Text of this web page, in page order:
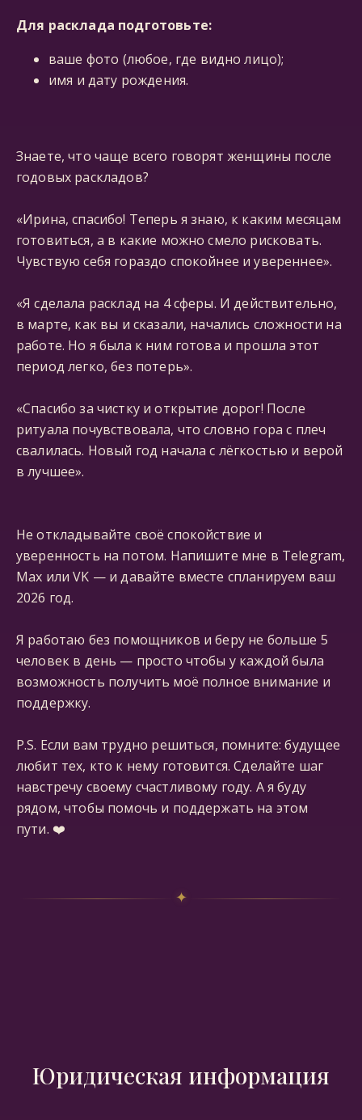
Для расклада подготовьте:
ваше фото (любое, где видно лицо);
имя и дату рождения.
Знаете, что чаще всего говорят женщины после
годовых раскладов?
«Ирина, спасибо! Теперь я знаю, к каким месяцам
готовиться, а в какие можно смело рисковать.
Чувствую себя гораздо спокойнее и увереннее».
«Я сделала расклад на 4 сферы. И действительно,
в марте, как вы и сказали, начались сложности на
работе. Но я была к ним готова и прошла этот
период легко, без потерь».
«Спасибо за чистку и открытие дорог! После
ритуала почувствовала, что словно гора с плеч
свалилась. Новый год начала с лёгкостью и верой
в лучшее».
Не откладывайте своё спокойствие и
уверенность на потом. Напишите мне в Telegram,
Мах или VK — и давайте вместе спланируем ваш
2026 год.
Я работаю без помощников и беру не больше 5
человек в день — просто чтобы у каждой была
возможность получить моё полное внимание и
поддержку.
P.S. Если вам трудно решиться, помните: будущее
любит тех, кто к нему готовится. Сделайте шаг
навстречу своему счастливому году. А я буду
рядом, чтобы помочь и поддержать на этом
пути. ❤️
✦
Юридическая информация